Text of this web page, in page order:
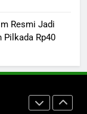
Resmi Jadi
Pilkada Rp40
di SPBU
Cepat,
Pelayanan